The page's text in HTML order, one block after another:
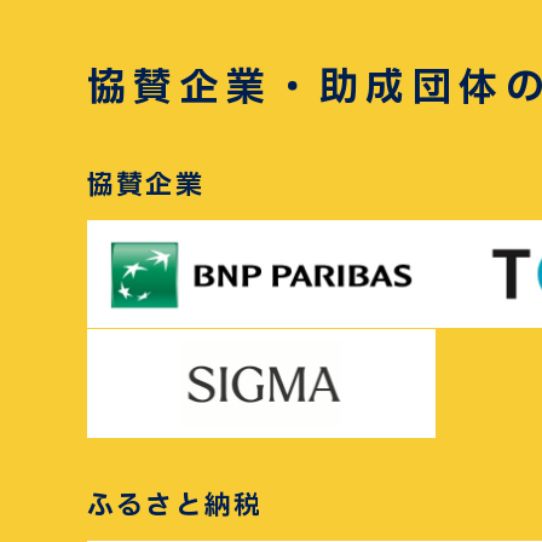
協賛企業・助成団体
協賛企業
ふるさと納税